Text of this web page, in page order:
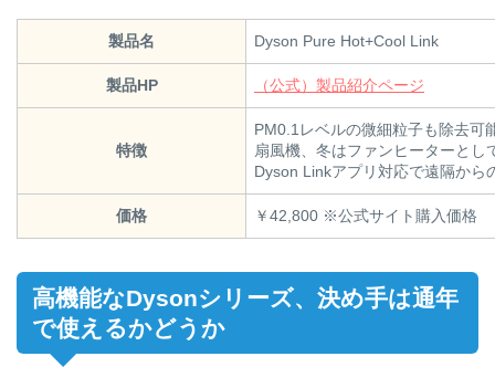
製品名 Dyson Pure Hot+Cool Link
製品HP （公式）製品紹介ページ
特徴
PM0.1レベルの微細粒子も除去可
扇風機、冬はファンヒーターとし
Dyson Linkアプリ対応で遠隔から
価格 ￥42,800 ※公式サイト購入価格
高機能なDysonシリーズ、決め手は通年
で使えるかどうか